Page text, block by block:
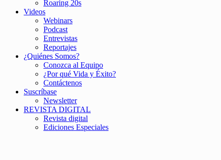
Roaring 20s
Videos
Webinars
Podcast
Entrevistas
Reportajes
¿Quiénes Somos?
Conozca al Equipo
¿Por qué Vida y Éxito?
Contáctenos
Suscríbase
Newsletter
REVISTA DIGITAL
Revista digital
Ediciones Especiales